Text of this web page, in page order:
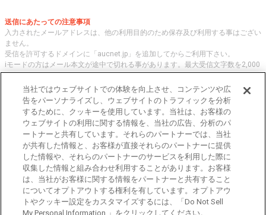
送信にあたっての注意事項
入力されたメールアドレスは、他の利用目的のため保存及び利用する事はござい
ません。
受信を許可するドメインに「aucnet.jp」を追加してからご利用下さい。
iモードの方はメール本文が途中で切れる事があります。最大受信文字数を2,000
文字へ変更してご利用ください
オークネット.jpでは、全国の中古車について、 「評価点と星の数」の情報をも
とに、信頼性の高い中古車情報を提供しています。
車種・エリア・走行距離等の基本的な中古車の状態から、「評価点と星の数」に
よる検索、装備品等のオプション等の詳細検索等、こだわりの中古車を様々な角
度から探すことが可能です。 国内外の各メーカー・車種を多く取り揃え、皆さ
まに安心と信頼の全国の中古車についての情報をお届け致します。
東京都公安委員会許可 第301001105434号
当社ではウェブサイトでの体験を向上させ、コンテンツや広
告をパーソナライズし、ウェブサイトのトラフィックを分析
するために、クッキーを使用しています。当社は、お客様の
ウェブサイトの利用に関する情報を、当社の広告、分析のパ
ートナーと共有しています。それらのパートナーでは、当社
が共有した情報と、お客様が直接それらのパートナーに提供
した情報や、それらのパートナーのサービスを利用した際に
収集した情報と組み合わせ利用することがあります。お客様
は、当社がお客様に関する情報をパートナーと共有すること
についてオプトアウトする権利を有しています。オプトアウ
トやクッキー設定をカスタマイズするには、「Do Not Sell
My Personal Information 」をクリックしてください。